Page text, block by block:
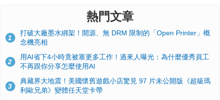
熱門文章
1
打破大廠墨水綁架！開源、無 DRM 限制的「Open Printer」概
念機亮相
2
用AI省下4小時竟被塞更多工作！過來人曝光：為什麼優秀員工
不再跟你分享怎麼使用AI
3
典藏界大地震！美國懷舊遊戲小店驚見 97 片未公開版《超級瑪
利歐兄弟》變體任天堂卡帶